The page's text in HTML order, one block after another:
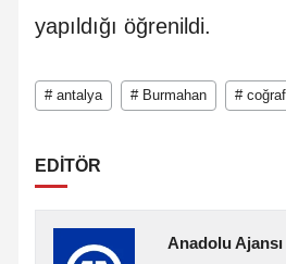
yapıldığı öğrenildi.
# antalya # Burmahan #
EDİTÖR
Anadolu Ajansı